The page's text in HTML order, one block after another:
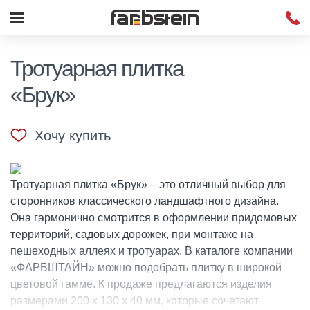
Тротуарная плитка
«Брук»
Хочу купить
Тротуарная плитка «Брук» – это отличный выбор для
сторонников классического ландшафтного дизайна.
Она гармонично смотрится в оформлении придомовых
территорий, садовых дорожек, при монтаже на
пешеходных аллеях и тротуарах. В каталоге компании
«ФАРБШТАЙН» можно подобрать плитку в широкой
цветовой гамме. К продаже предлагаются изделия
размерами 200 х 130 х 40 мм, которые сочетают